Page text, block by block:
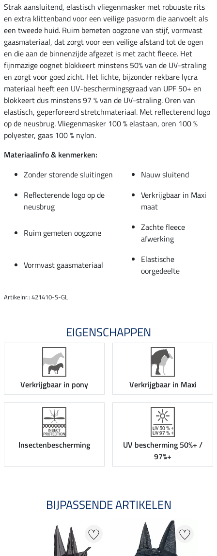
Strak aansluitend, elastisch vliegenmasker met robuuste rits
en extra klittenband voor een veilige pasvorm die aanvoelt als
een tweede huid. Ruim bemeten oogzone van stijf, vormvast
gaasmateriaal, dat zorgt voor een veilige afstand tot de ogen
en die aan de binnenzijde afgezet is met zacht fleece. Het
fijnmazige oognet blokkeert minstens 50% van de UV-straling
en zorgt voor goed zicht. Het lichte, bijzonder rekbare lycra
materiaal heeft een UV-beschermingsgraad van UPF 50+ en
blokkeert dus minstens 97 % van de UV-straling. Oren van
elastisch, geperforeerd stretchmateriaal. Met reflecterend logo
op de neusbrug. Vliegenmasker 100 % elastaan, oren 100 %
polyester, gaas 100 % nylon.
Materiaalinfo & kenmerken:
Zonder storende sluitingen
Nauw sluitend
Reflecterende logo op de
neusbrug
Verkrijgbaar in Maxi
maat
Ruim gemeten oogzone
Zachte fleece
afwerking
Vormvast gaasmateriaal
Elastische
oorgedeelte
Artikelnr.: 421410-S-GL
EIGENSCHAPPEN
Verkrijgbaar in pony Verkrijgbaar in Maxi
Insectenbescherming
UV bescherming 50%+ /
97%+
BIJPASSENDE ARTIKELEN